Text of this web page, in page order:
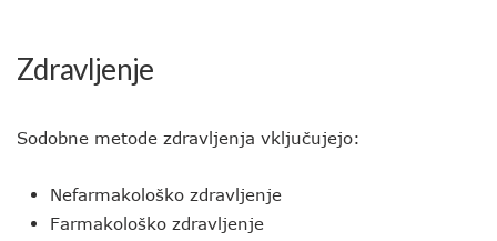
Zdravljenje
Sodobne metode zdravljenja vključujejo:
Nefarmakološko zdravljenje
Farmakološko zdravljenje